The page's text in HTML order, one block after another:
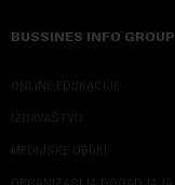
BUSSINES INFO GROUP
ONLINE EDUKACIJE
IZDAVAŠTVO
MEDIJSKE OBUKE